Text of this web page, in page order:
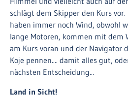
schlägt dem Skipper den Kurs
haben immer noch Wind, obwohl
lange Motoren, kommen mit dem
am Kurs voran und der Navigator
Koje pennen.... damit alles gut,
nächsten Entscheidung...
Land in Sicht!